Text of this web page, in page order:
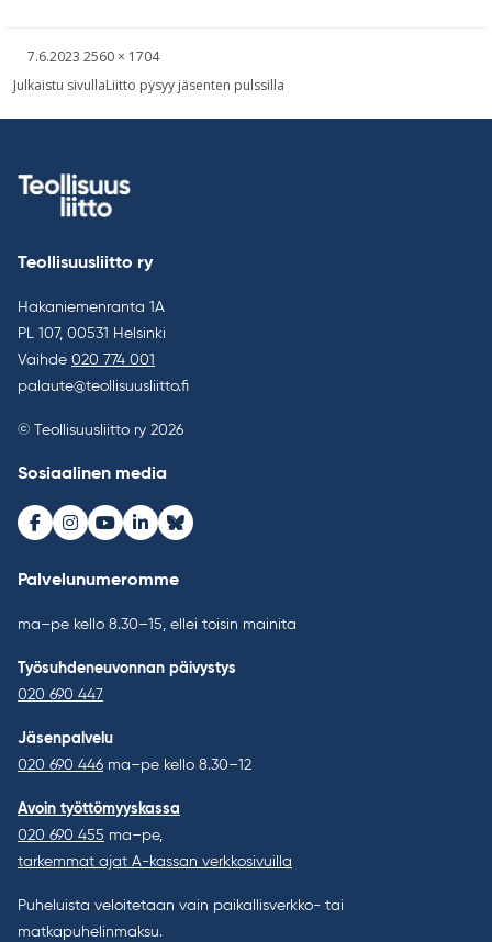
Kirjoitettu
7.6.2023 Täysikokoinen
2560 × 1704
Artikkelien
Julkaistu sivullaLiitto pysyy jäsenten pulssilla
Teollisuusliitto ry
Hakaniemenranta 1A
PL 107, 00531 Helsinki
Vaihde 020 774 001
palaute@teollisuusliitto.fi
© Teollisuusliitto ry 2026
Sosiaalinen media
Facebook
Instagram
Youtube
LinkedInBluesky
Palvelunumeromme
ma–pe kello 8.30–15, ellei toisin mainita
Työsuhdeneuvonnan päivystys
020 690 447
Jäsenpalvelu
020 690 446 ma–pe kello 8.30–12
Avoin työttömyyskassa
020 690 455 ma–pe,
tarkemmat ajat A-kassan verkkosivuilla
Puheluista veloitetaan vain paikallisverkko- tai
matkapuhelinmaksu.